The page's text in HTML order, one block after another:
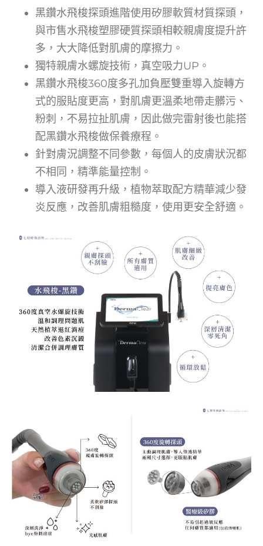
黑鑽水飛梭探頭進階使用矽膠軟質材質探頭，
與市售水飛梭塑膠硬質探頭相較親膚度提升許
多，大大降低對肌膚的摩擦力。
獨特親膚水螺旋技術，真空吸力UP。
黑鑽水飛梭360度多孔加負壓雙重導入旋轉方
式的服貼度更高，對肌膚更溫柔地帶走髒污、
粉刺，不易拉扯肌膚，因此做完雷射後也能搭
配黑鑽水飛梭做保養療程。
針對膚況調整不同參數，每個人的皮膚狀況都
不相同，精準能量控制。
導入液研發再升級，植物萃取配方精華減少發
炎反應，改善肌膚粗糙度，使用更安全舒適。